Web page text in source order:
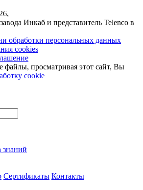
Инкаб и представитель Telenco в
обработки персональных данных
cookies
файлы, просматривая этот сайт, Вы
cookie
знаний
Сертификаты Контакты